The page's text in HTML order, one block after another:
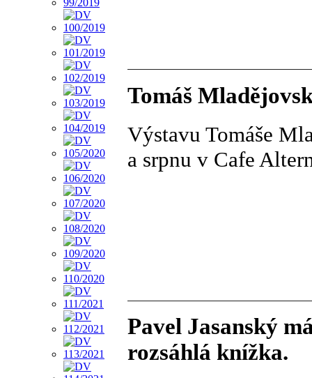
Tomáš
Výstavu Tomáše
a srpnu v Cafe
Pavel Jasanský
rozsáhlá knížka.